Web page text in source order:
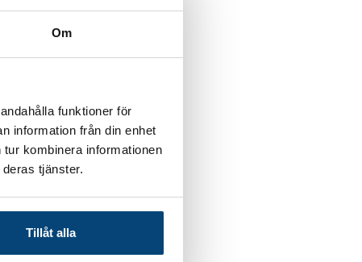
Om
funktioner för
information från din enhet
kombinera informationen
tjänster.
Tillåt alla